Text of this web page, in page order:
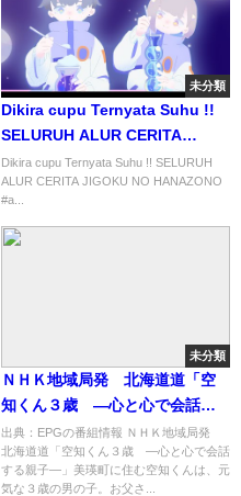
未分類
Dikira cupu Ternyata Suhu !!
SELURUH ALUR CERITA
JIGOKU NO HANAZONO
Dikira cupu Ternyata Suhu !! SELURUH
ALUR CERITA JIGOKU NO HANAZONO
#a...
未分類
ＮＨＫ地域局発 北海道道「空
知くん３歳 ―心と心で会話す
る親子―」[字]…の番組内容解析
まとめ
出典：EPGの番組情報 ＮＨＫ地域局発
北海道道「空知くん３歳 ―心と心で会話
する親子―」美瑛町に住む空知くんは、元
気な３歳の男の子。お父さ...